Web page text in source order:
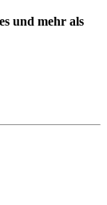
und mehr als